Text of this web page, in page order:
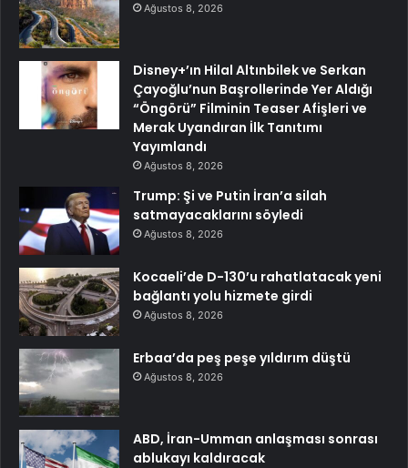
Ağustos 8, 2026
Disney+’ın Hilal Altınbilek ve Serkan
Çayoğlu’nun Başrollerinde Yer Aldığı
“Öngörü” Filminin Teaser Afişleri ve
Merak Uyandıran İlk Tanıtımı
Yayımlandı
Ağustos 8, 2026
Trump: Şi ve Putin İran’a silah
satmayacaklarını söyledi
Ağustos 8, 2026
Kocaeli’de D-130’u rahatlatacak yeni
bağlantı yolu hizmete girdi
Ağustos 8, 2026
Erbaa’da peş peşe yıldırım düştü
Ağustos 8, 2026
ABD, İran-Umman anlaşması sonrası
ablukayı kaldıracak